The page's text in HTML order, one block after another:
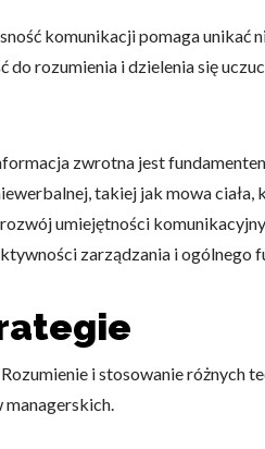
komunikacji pomaga unikać
rozumienia i dzielenia się
zwrotna jest
takiej jak mowa
umiejętności
zarządzania i ogólnego
i stosowanie różnych
managerskich.